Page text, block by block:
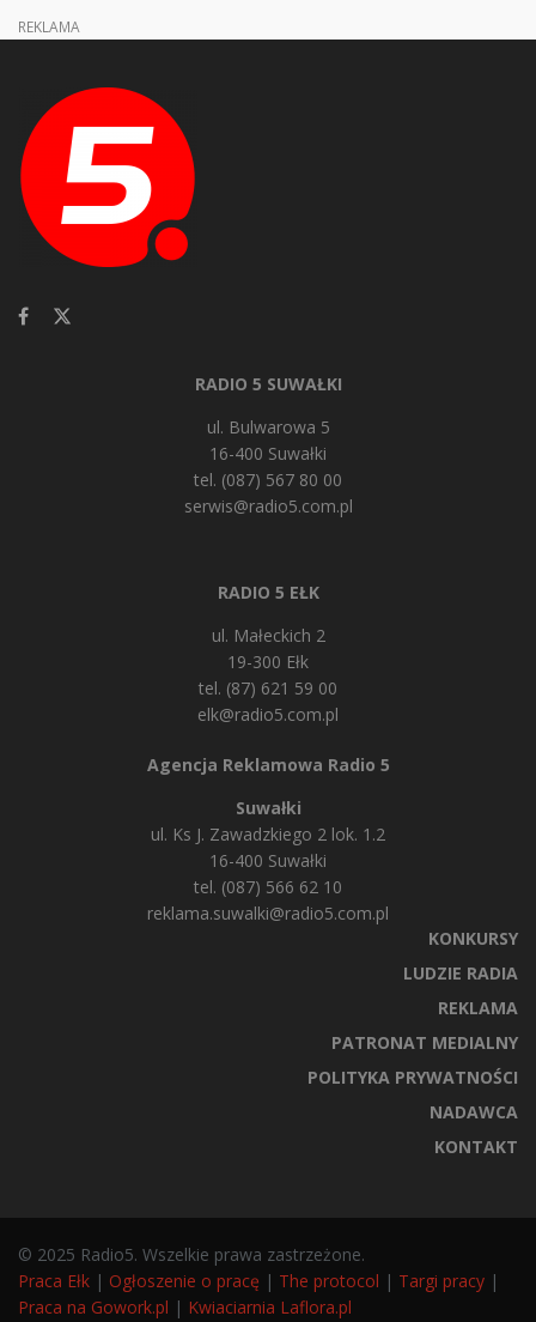
REKLAMA
RADIO 5 SUWAŁKI
ul. Bulwarowa 5
16-400 Suwałki
tel. (087) 567 80 00
serwis@radio5.com.pl
RADIO 5 EŁK
ul. Małeckich 2
19-300 Ełk
tel. (87) 621 59 00
elk@radio5.com.pl
Agencja Reklamowa Radio 5
Suwałki
ul. Ks J. Zawadzkiego 2 lok. 1.2
16-400 Suwałki
tel. (087) 566 62 10
reklama.suwalki@radio5.com.pl
KONKURSY
LUDZIE RADIA
REKLAMA
PATRONAT MEDIALNY
POLITYKA PRYWATNOŚCI
NADAWCA
KONTAKT
© 2025 Radio5. Wszelkie prawa zastrzeżone.
Praca Ełk | Ogłoszenie o pracę | The protocol | Targi pracy |
Praca na Gowork.pl | Kwiaciarnia Laflora.pl